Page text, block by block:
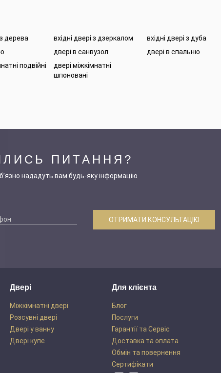
з дерева вхідні двері з дзеркалом вхідні двері з дуба
двері в санвузол двері в спальню
подвійні
двері міжкімнатні
шпоновані
ПИТАННЯ?
нададуть вам будь-яку інформацію
ОТРИМАТИ КОНСУЛЬТАЦІЮ
Двері
Міжкімнатні двері
Розсувні двері
Двері у ванну
Двері купе
Для клієнта
Блог
Послуги
Гарантії та Сервіс
Доставка та оплата
Обмін та повернення
Сертифікати